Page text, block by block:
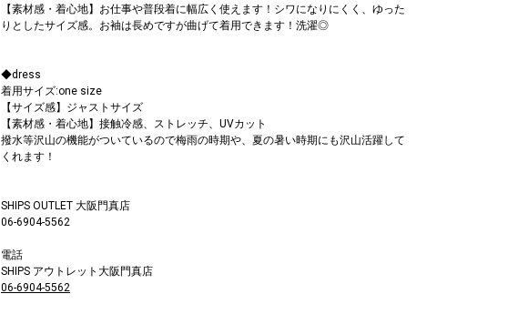
【素材感・着心地】お仕事や普段着に幅広く使えます！シワになりにくく、ゆった
りとしたサイズ感。お袖は長めですが曲げて着用できます！洗濯◎
◆dress
着用サイズ:one size
【サイズ感】ジャストサイズ
【素材感・着心地】接触冷感、ストレッチ、UVカット
撥水等沢山の機能がついているので梅雨の時期や、夏の暑い時期にも沢山活躍して
くれます！
SHIPS OUTLET 大阪門真店
06-6904-5562
電話
SHIPS アウトレット大阪門真店
06-6904-5562